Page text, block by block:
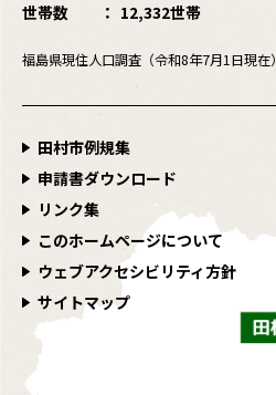
世帯数
12,332世帯
福島県現住人口調査（令和8年7月1日現在）
田村市例規集
申請書ダウンロード
リンク集
このホームページについて
ウェブアクセシビリティ方針
サイトマップ